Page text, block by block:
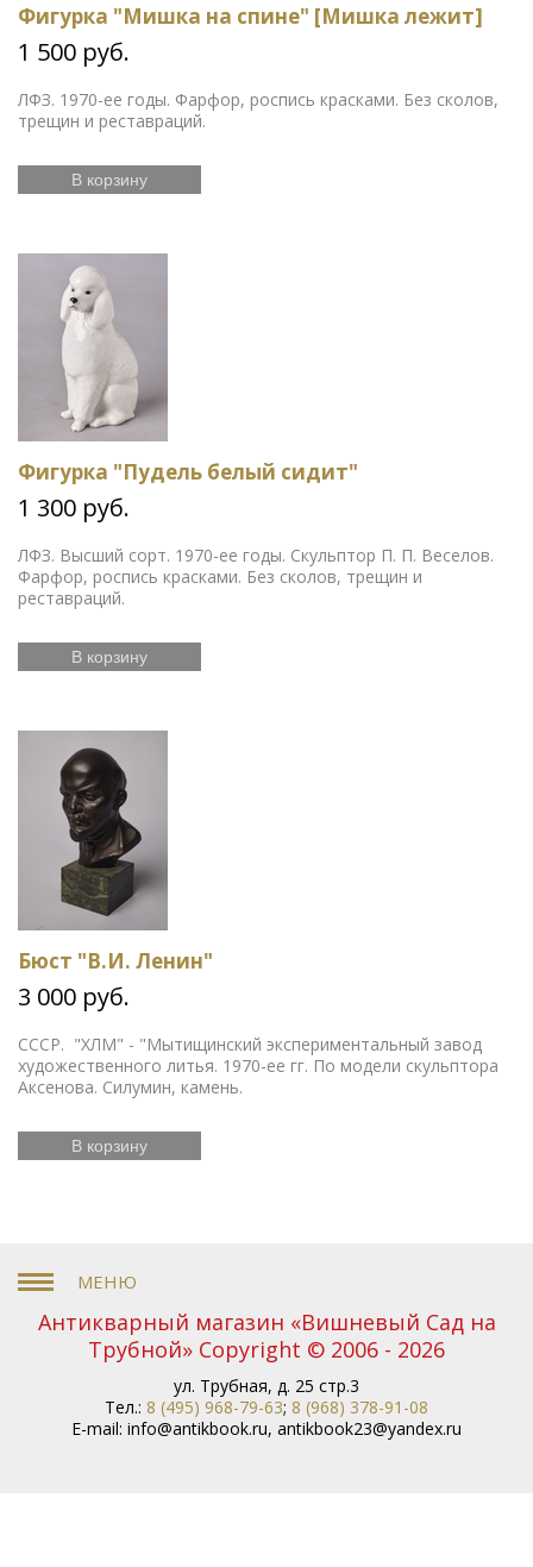
Фигурка "Мишка на спине" [Мишка лежит]
1 500 руб.
ЛФЗ. 1970-ее годы. Фарфор, роспись красками. Без сколов,
трещин и реставраций.
В корзину
Фигурка "Пудель белый сидит"
1 300 руб.
ЛФЗ. Высший сорт. 1970-ее годы. Скульптор П. П. Веселов.
Фарфор, роспись красками. Без сколов, трещин и
реставраций.
В корзину
Бюст "В.И. Ленин"
3 000 руб.
СССР. "ХЛМ" - "Мытищинский экспериментальный завод
художественного литья. 1970-ее гг. По модели скульптора
Аксенова. Силумин, камень.
В корзину
Антикварный магазин «Вишневый Сад на
Трубной» Copyright © 2006 - 2026
ул. Трубная, д. 25 стр.3
Тел.: 8 (495) 968-79-63; 8 (968) 378-91-08
E-mail: info@antikbook.ru, antikbook23@yandex.ru